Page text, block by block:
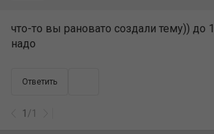
что-то вы рановато создали тему)) до
надо
Ответить
1 /1